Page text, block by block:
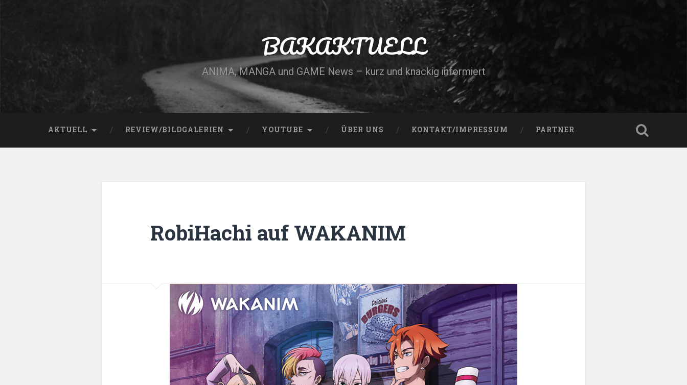
BAKAKTUELL
ANIMA, MANGA und GAME News – kurz und knackig informiert
AKTUELL REVIEW/BILDGALERIEN YOUTUBE ÜBER UNS KONTAKT/IMPRESSUM PARTNER
RobiHachi auf WAKANIM